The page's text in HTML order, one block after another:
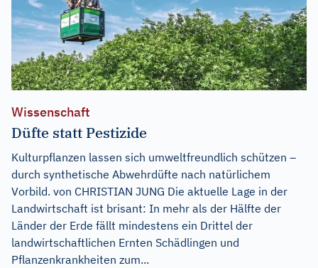
Wissenschaft
Düfte statt Pestizide
Kulturpflanzen lassen sich umweltfreundlich schützen –
durch synthetische Abwehrdüfte nach natürlichem
Vorbild. von CHRISTIAN JUNG Die aktuelle Lage in der
Landwirtschaft ist brisant: In mehr als der Hälfte der
Länder der Erde fällt mindestens ein Drittel der
landwirtschaftlichen Ernten Schädlingen und
Pflanzenkrankheiten zum...